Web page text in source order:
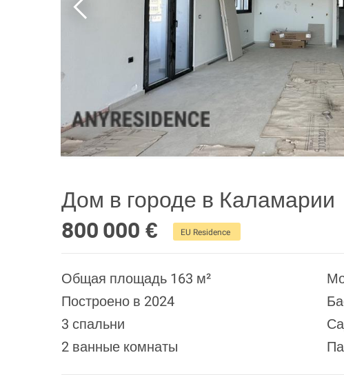
Дом в городе в Каламарии
800 000 €
EU Residence
Общая площадь 163 м²
Построено в 2024
3 спальни
2 ванные комнаты